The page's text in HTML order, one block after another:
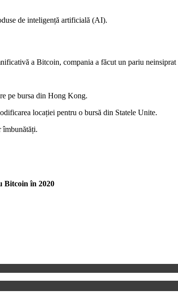
de inteligență artificială (AI).
a Bitcoin, compania a făcut un pariu
pe bursa din Hong Kong.
locației pentru o bursă din Statele Unite.
îmbunătăți.
Bitcoin în 2020